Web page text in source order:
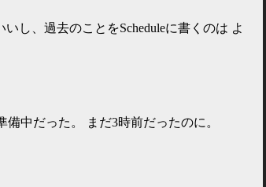
し、過去のことをScheduleに書くのは よ
中だった。 まだ3時前だったのに。